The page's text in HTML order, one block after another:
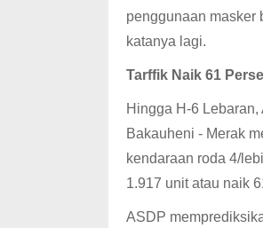
penggunaan masker
katanya lagi.
Tarffik Naik 61
Hingga H-6
Bakauheni - Merak
kendaraan roda 4/
1.917 unit atau naik
ASDP